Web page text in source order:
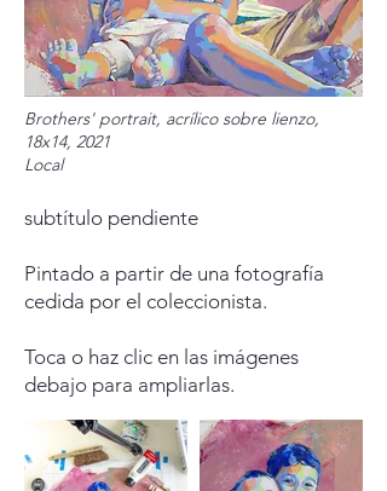
Brothers' portrait, acrílico sobre lienzo,
18x14, 2021
Local
subtítulo pendiente
Pintado a partir de una fotografía
cedida por el coleccionista.
Toca o haz clic en las imágenes
debajo para ampliarlas.